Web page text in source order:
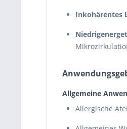
Inkohärentes
Allgemeine
Allergische